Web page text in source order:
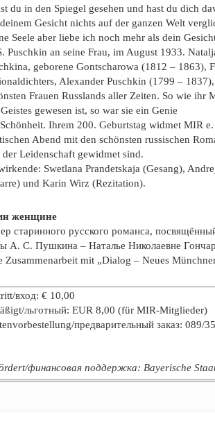
du in den Spiegel gesehen und hast du dich
Gesicht nichts auf der ganzen Welt
Seele aber liebe ich noch mehr als dein
Puschkin an seine Frau, im August 1933.
geborene Gontscharowa (1812 – 1863),
Alexander Puschkin (1799 –
Frauen Russlands aller Zeiten. So wie ihr
gewesen ist, so war sie ein Genie
Ihrem 200. Geburtstag widmet MIR
Abend mit den schönsten russischen
der Leidenschaft gewidmet sind.
Swetlana Prandetskaja (Gesang),
und Karin Wirz (Rezitation).
женщине
старинного русского романса,
А. С. Пушкина – Наталье Николаевне
Zusammenarbeit mit „Dialog – Neues
вход: € 10,00
льготный: EUR 8,00 (für MIR-Mitglieder)
предварительный заказ: 089/
финансовая поддержка: Bayerische